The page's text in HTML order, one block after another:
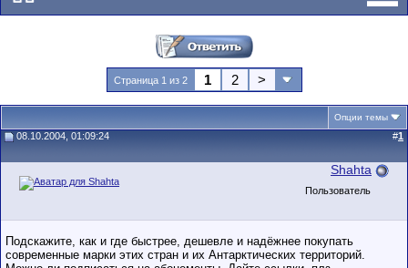
Страница 1 из 2 1 2 >
Опции темы
08.10.2004, 01:09:24 #1
Shahta
Пользователь
Подскажите, как и где быстрее, дешевле и надёжнее покупать
современные марки этих стран и их Антарктических территорий.